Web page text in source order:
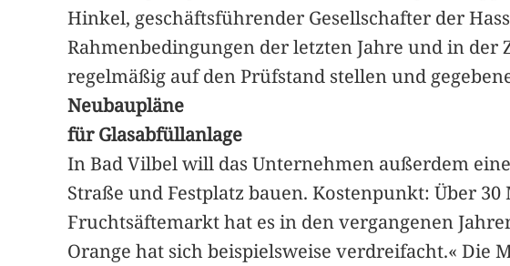
Hinkel, geschäftsführender Gesellschafter der
Rahmenbedingungen der letzten Jahre und in
regelmäßig auf den Prüfstand stellen und
Neubaupläne
für Glasabfüllanlage
In Bad Vilbel will das Unternehmen außerdem
Straße und Festplatz bauen. Kostenpunkt: Über
Fruchtsäftemarkt hat es in den vergangenen
Orange hat sich beispielsweise verdreifacht.« Die